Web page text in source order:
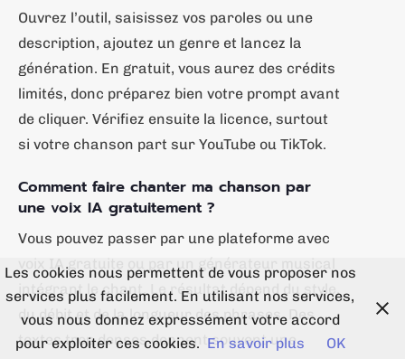
Ouvrez l’outil, saisissez vos paroles ou une
description, ajoutez un genre et lancez la
génération. En gratuit, vous aurez des crédits
limités, donc préparez bien votre prompt avant
de cliquer. Vérifiez ensuite la licence, surtout
si votre chanson part sur YouTube ou TikTok.
Comment faire chanter ma chanson par
une voix IA gratuitement ?
Vous pouvez passer par une plateforme avec
voix IA gratuite ou par un générateur musical
intégrant le chant. Le résultat dépend du style,
du débit et de la longueur des phrases. Des
textes trop denses donnent souvent une
Les cookies nous permettent de vous proposer nos
services plus facilement. En utilisant nos services,
vous nous donnez expressément votre accord
pour exploiter ces cookies. En savoir plus OK